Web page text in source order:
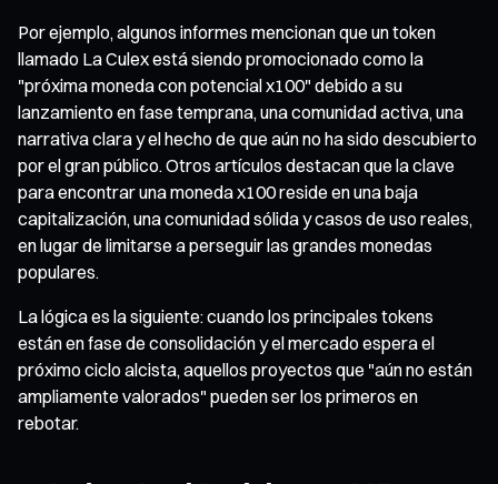
Por ejemplo, algunos informes mencionan que un token
llamado La Culex está siendo promocionado como la
"próxima moneda con potencial x100" debido a su
lanzamiento en fase temprana, una comunidad activa, una
narrativa clara y el hecho de que aún no ha sido descubierto
por el gran público. Otros artículos destacan que la clave
para encontrar una moneda x100 reside en una baja
capitalización, una comunidad sólida y casos de uso reales,
en lugar de limitarse a perseguir las grandes monedas
populares.
La lógica es la siguiente: cuando los principales tokens
están en fase de consolidación y el mercado espera el
próximo ciclo alcista, aquellos proyectos que "aún no están
ampliamente valorados" pueden ser los primeros en
rebotar.